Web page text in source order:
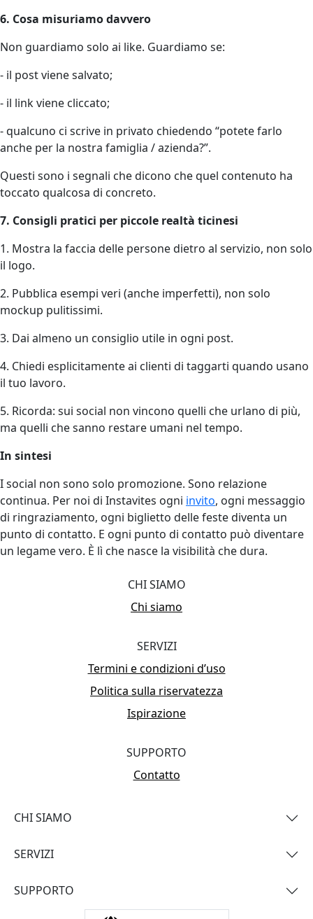
6. Cosa misuriamo davvero
Non guardiamo solo ai like. Guardiamo se:
- il post viene salvato;
- il link viene cliccato;
- qualcuno ci scrive in privato chiedendo “potete farlo
anche per la nostra famiglia / azienda?”.
Questi sono i segnali che dicono che quel contenuto ha
toccato qualcosa di concreto.
7. Consigli pratici per piccole realtà ticinesi
1. Mostra la faccia delle persone dietro al servizio, non solo
il logo.
2. Pubblica esempi veri (anche imperfetti), non solo
mockup pulitissimi.
3. Dai almeno un consiglio utile in ogni post.
4. Chiedi esplicitamente ai clienti di taggarti quando usano
il tuo lavoro.
5. Ricorda: sui social non vincono quelli che urlano di più,
ma quelli che sanno restare umani nel tempo.
In sintesi
I social non sono solo promozione. Sono relazione
continua. Per noi di Instavites ogni invito, ogni messaggio
di ringraziamento, ogni biglietto delle feste diventa un
punto di contatto. E ogni punto di contatto può diventare
un legame vero. È lì che nasce la visibilità che dura.
CHI SIAMO
Chi siamo
SERVIZI
Termini e condizioni d’uso
Politica sulla riservatezza
Ispirazione
SUPPORTO
Contatto
CHI SIAMO
SERVIZI
SUPPORTO